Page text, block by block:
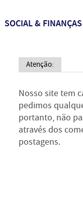
SOCIAL & FINANÇAS
Atenção:
Nosso site tem
pedimos
portanto, não
através dos
postagens.